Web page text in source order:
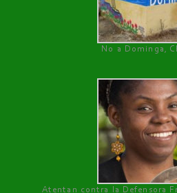
No a Dominga,
Atentan contra la Defensora